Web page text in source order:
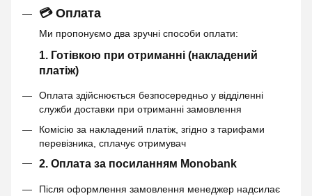
💳 Оплата
Ми пропонуємо два зручні способи оплати:
1. Готівкою при отриманні (накладений
платіж)
Оплата здійснюється безпосередньо у відділенні
служби доставки при отриманні замовлення
Комісію за накладений платіж, згідно з тарифами
перевізника, сплачує отримувач
2. Оплата за посиланням Monobank
Після оформлення замовлення менеджер надсилає